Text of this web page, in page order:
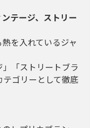
テージ、ストリー
を入れているジャ
「ストリートブラ
ゴリーとして徹底